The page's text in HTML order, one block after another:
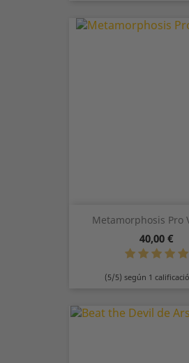
Metamorphosis Pro
Precio
40,00 €
(5/5) según 1